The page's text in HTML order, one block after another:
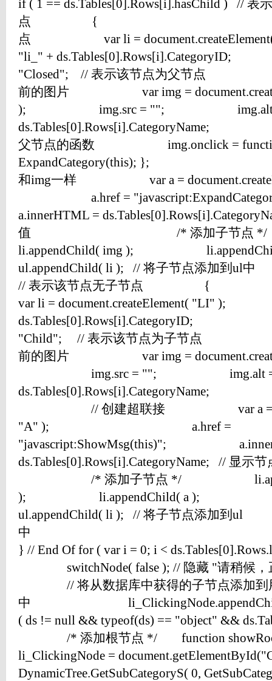
if ( 1 == ds.Tables[0].Rows[i].hasChild ) // 表
点 { // 创
点 var li =
"li_" +
"Closed"; // 表示该节点为
前的图片 var img =
); img.src = ""; img.alt
ds.Tables[0].Rows[i].CategoryName;
父节点的函数 img.onclick =
ExpandCategory(this); }; //
和img一样 var a =
a.href =
a.innerHTML =
值 /* 添加子节
li.appendChild( img );
ul.appendChild( li ); // 将子节
// 表示该节点无子节
var li = document.createElement(
"Child"; // 表示该节点为子
前的图片 var img =
img.src = ""; img.alt
// 创建超联接 var a =
"A" ); a.href =
"javascript:ShowMsg(this)";
/* 添加子节点 */
);
ul.appendChild( li ); // 将子节点添加到ul
中
} // End Of for ( var i = 0; i <
switchNode( false ); // 隐藏 "请稍
// 将从数据库中获得的子节点添加到
中
( ds != null && typeof(ds) == "object" &&
/* 添加根节点 */ function
li_ClickingNode =
DynamicTree.GetSubCategoryS( 0,